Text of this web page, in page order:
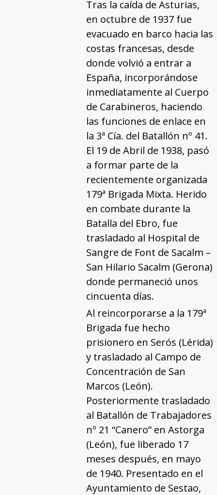
Tras la caída de Asturias,
en octubre de 1937 fue
evacuado en barco hacia las
costas francesas, desde
donde volvió a entrar a
España, incorporándose
inmediatamente al Cuerpo
de Carabineros, haciendo
las funciones de enlace en
la 3ª Cía. del Batallón nº 41.
El 19 de Abril de 1938, pasó
a formar parte de la
recientemente organizada
179ª Brigada Mixta. Herido
en combate durante la
Batalla del Ebro, fue
trasladado al Hospital de
Sangre de Font de Sacalm –
San Hilario Sacalm (Gerona)
donde permaneció unos
cincuenta días.
Al reincorporarse a la 179ª
Brigada fue hecho
prisionero en Serós (Lérida)
y trasladado al Campo de
Concentración de San
Marcos (León).
Posteriormente trasladado
al Batallón de Trabajadores
nº 21 “Canero” en Astorga
(León), fue liberado 17
meses después, en mayo
de 1940. Presentado en el
Ayuntamiento de Sestao,